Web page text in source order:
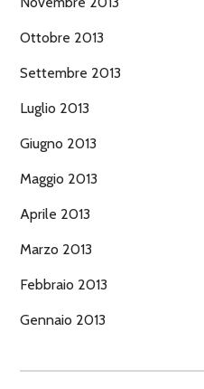
Ottobre 2013
Settembre 2013
Luglio 2013
Giugno 2013
Maggio 2013
Aprile 2013
Marzo 2013
Febbraio 2013
Gennaio 2013